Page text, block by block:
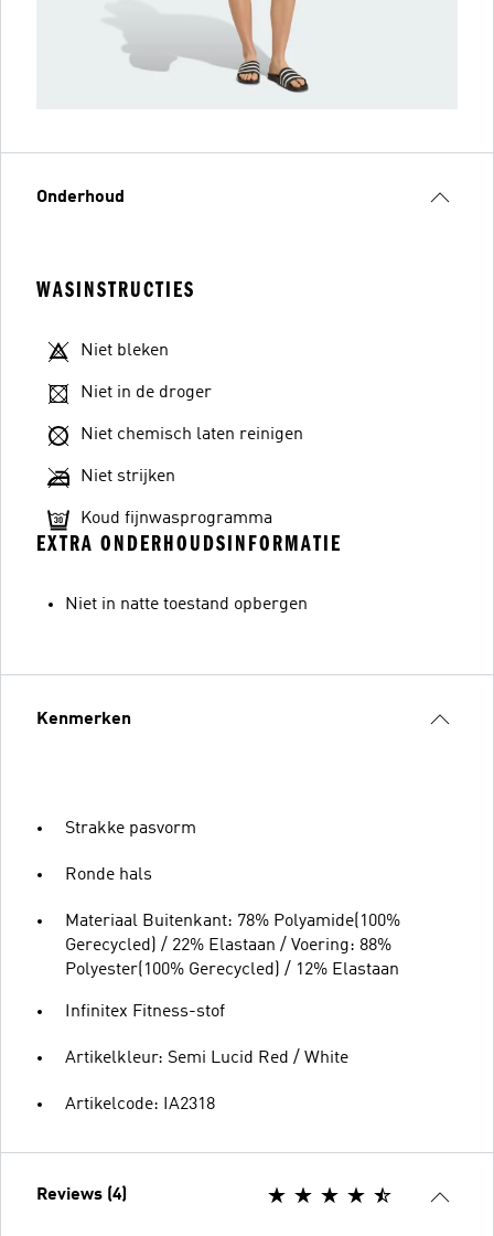
Onderhoud
WASINSTRUCTIES
Niet bleken
Niet in de droger
Niet chemisch laten reinigen
Niet strijken
Koud fijnwasprogramma
EXTRA ONDERHOUDSINFORMATIE
Niet in natte toestand opbergen
Kenmerken
Strakke pasvorm
Ronde hals
Materiaal Buitenkant: 78% Polyamide(100%
Gerecycled) / 22% Elastaan / Voering: 88%
Polyester(100% Gerecycled) / 12% Elastaan
Infinitex Fitness-stof
Artikelkleur: Semi Lucid Red / White
Artikelcode: IA2318
Reviews (4)